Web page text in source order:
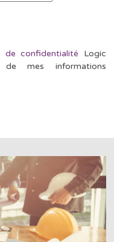
de confidentialité Logic
mes informations